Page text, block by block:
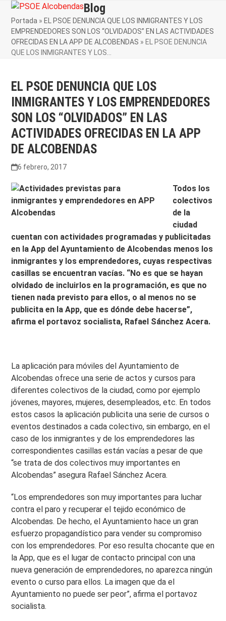
Skip
content
Open
mobile
menu
Close
mobile
menu
Blog
Portada » EL PSOE DENUNCIA QUE LOS INMIGRANTES Y LOS
EMPRENDEDORES SON LOS “OLVIDADOS” EN LAS ACTIVIDADES
OFRECIDAS EN LA APP DE ALCOBENDAS » EL PSOE DENUNCIA
QUE LOS INMIGRANTES Y LOS…
EL PSOE DENUNCIA QUE LOS
INMIGRANTES Y LOS EMPRENDEDORES
SON LOS “OLVIDADOS” EN LAS
ACTIVIDADES OFRECIDAS EN LA APP
DE ALCOBENDAS
6 febrero, 2017
Todos los
colectivos
de la
ciudad
cuentan con actividades programadas y publicitadas
en la App del Ayuntamiento de Alcobendas menos los
inmigrantes y los emprendedores, cuyas respectivas
casillas se encuentran vacías. “No es que se hayan
olvidado de incluirlos en la programación, es que no
tienen nada previsto para ellos, o al menos no se
publicita en la App, que es dónde debe hacerse”,
afirma el portavoz socialista, Rafael Sánchez Acera.
La aplicación para móviles del Ayuntamiento de
Alcobendas ofrece una serie de actos y cursos para
diferentes colectivos de la ciudad, como por ejemplo
jóvenes, mayores, mujeres, desempleados, etc. En todos
estos casos la aplicación publicita una serie de cursos o
eventos destinados a cada colectivo, sin embargo, en el
caso de los inmigrantes y de los emprendedores las
correspondientes casillas están vacías a pesar de que
“se trata de dos colectivos muy importantes en
Alcobendas” asegura Rafael Sánchez Acera.
“Los emprendedores son muy importantes para luchar
contra el paro y recuperar el tejido económico de
Alcobendas. De hecho, el Ayuntamiento hace un gran
esfuerzo propagandístico para vender su compromiso
con los emprendedores. Por eso resulta chocante que en
la App, que es el lugar de contacto principal con una
nueva generación de emprendedores, no aparezca ningún
evento o curso para ellos. La imagen que da el
Ayuntamiento no puede ser peor”, afirma el portavoz
socialista.